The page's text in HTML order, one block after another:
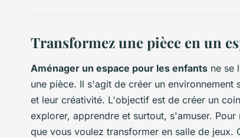
Transformez une pièce en un
Aménager un espace pour les enfants ne se
une pièce. Il s'agit de créer un
et leur créativité. L'objectif est de créer un
explorer, apprendre et surtout, s'amuser.
que vous voulez transformer en salle de